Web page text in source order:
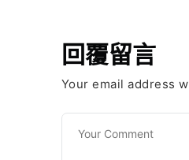
回覆留言
Your email address